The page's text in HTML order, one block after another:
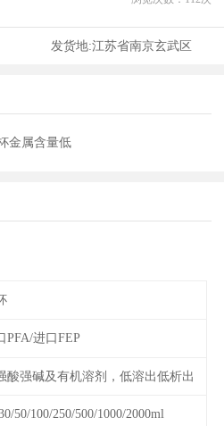
发货地:江苏省南京玄武区
金属含量低
PFA/进口FEP
酸强碱及有机溶剂，低溶出低析出
50/100/250/500/1000/2000ml